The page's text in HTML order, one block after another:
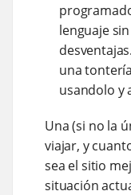
lenguaje
una
usandolo y
Una (si no la
viajar, y
sea el sitio
situación